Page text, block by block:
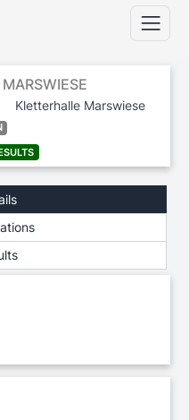
Kletterhalle Marswiese